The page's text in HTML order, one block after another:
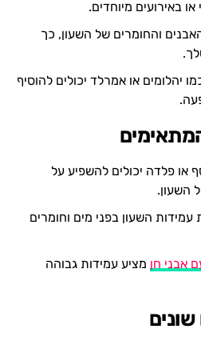
או באירועים מיוחדים.
והחומרים של השעון, כך
יהלומים או אמרלד יכולים להוסיף
או פלדה יכולים להשפיע על
השעון.
השעון בפני מים וחומרים
אבני חן מציע עמידות גבוהה